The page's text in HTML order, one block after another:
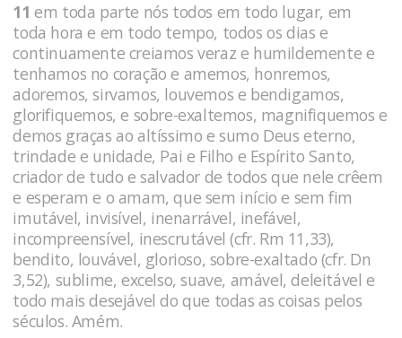
11 em toda parte nós todos em todo lugar, em
toda hora e em todo tempo, todos os dias e
continuamente creiamos veraz e humildemente e
tenhamos no coração e amemos, honremos,
adoremos, sirvamos, louvemos e bendigamos,
glorifiquemos, e sobre-exaltemos, magnifiquemos e
demos graças ao altíssimo e sumo Deus eterno,
trindade e unidade, Pai e Filho e Espírito Santo,
criador de tudo e salvador de todos que nele crêem
e esperam e o amam, que sem início e sem fim
imutável, invisível, inenarrável, inefável,
incompreensível, inescrutável (cfr. Rm 11,33),
bendito, louvável, glorioso, sobre-exaltado (cfr. Dn
3,52), sublime, excelso, suave, amável, deleitável e
todo mais desejável do que todas as coisas pelos
séculos. Amém.